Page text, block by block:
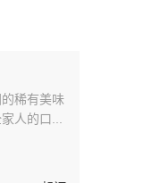
稀有美味
人的口...